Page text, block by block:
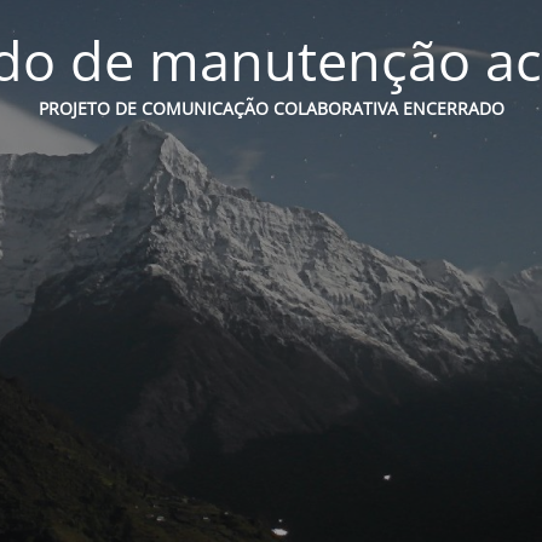
de manutenção
PROJETO DE COMUNICAÇÃO COLABORATIVA ENCERRADO